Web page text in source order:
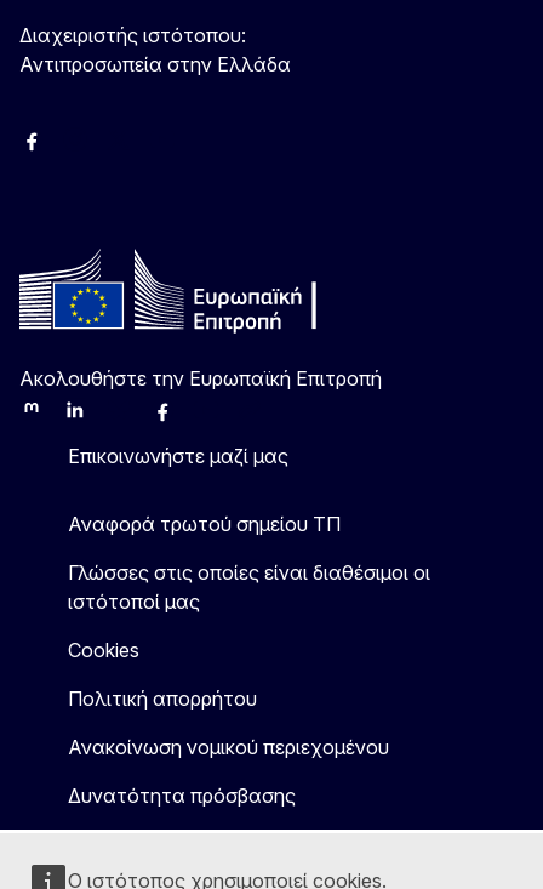
Ο ιστότοπος χρησιμοποιεί cookies.
Διαχειριστής ιστότοπου:
Αντιπροσωπεία στην Ελλάδα
Facebook
Ακολουθήστε την Ευρωπαϊκή Επιτροπή
MastodonLinkedInBlueskyFacebook
Επικοινωνήστε μαζί μας
Αναφορά τρωτού σημείου ΤΠ
Γλώσσες στις οποίες είναι διαθέσιμοι οι
ιστότοποί μας
Cookies
Πολιτική απορρήτου
Ανακοίνωση νομικού περιεχομένου
Δυνατότητα πρόσβασης